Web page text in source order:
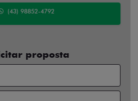
(43) 98852-4792
proposta